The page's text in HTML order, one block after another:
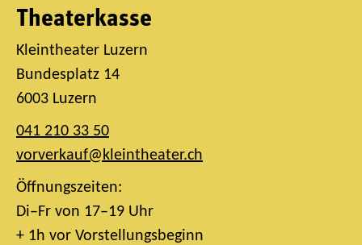
Theaterkasse
Kleintheater Luzern
Bundesplatz 14
6003 Luzern
041 210 33 50
vorverkauf@kleintheater.ch
Öffnungszeiten:
Di–Fr von 17–19 Uhr
+ 1h vor Vorstellungsbeginn